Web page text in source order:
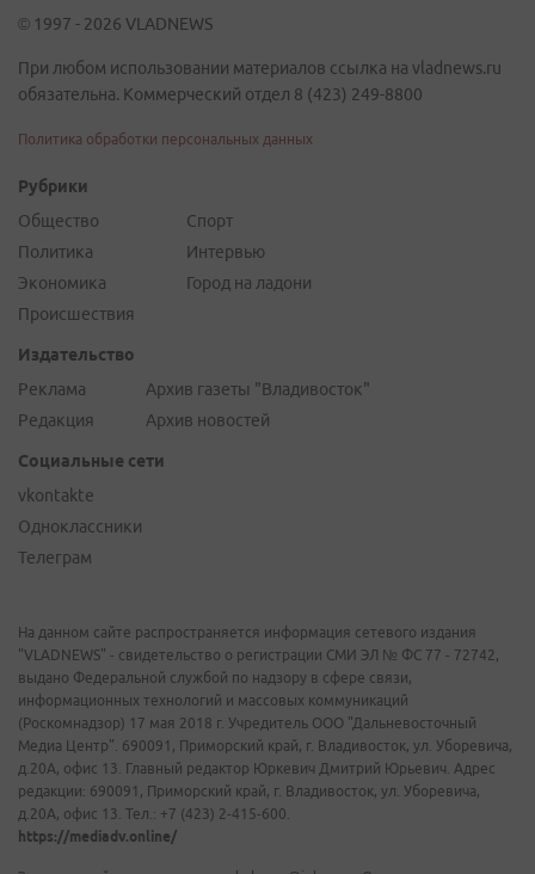
© 1997 - 2026 VLADNEWS
При любом использовании материалов ссылка на vladnews.ru
обязательна. Коммерческий отдел 8 (423) 249-8800
Политика обработки персональных данных
Рубрики
Общество
Политика
Экономика
Происшествия
Спорт
Интервью
Город на ладони
Издательство
Реклама
Редакция
Архив газеты "Владивосток"
Архив новостей
Социальные сети
vkontakte
Одноклассники
Телеграм
На данном сайте распространяется информация сетевого издания
"VLADNEWS" - свидетельство о регистрации СМИ ЭЛ № ФС 77 - 72742,
выдано Федеральной службой по надзору в сфере связи,
информационных технологий и массовых коммуникаций
(Роскомнадзор) 17 мая 2018 г. Учредитель ООО "Дальневосточный
Медиа Центр". 690091, Приморский край, г. Владивосток, ул. Уборевича,
д.20А, офис 13. Главный редактор Юркевич Дмитрий Юрьевич. Адрес
редакции: 690091, Приморский край, г. Владивосток, ул. Уборевича,
д.20А, офис 13. Тел.: +7 (423) 2-415-600.
https://mediadv.online/